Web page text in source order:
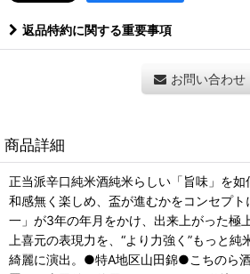
返品特約に関する重要事項
お問い合わせ
商品詳細
正当派辛口純米酒純米らしい「旨味」を
和感無く楽しめ、盃が進むかをコンセプ
一」が3年の年月をかけ、出来上がった極
上喜元の表現力を、“より力強く”もっと
綺麗に演出。●特A地区山田錦●こちのら